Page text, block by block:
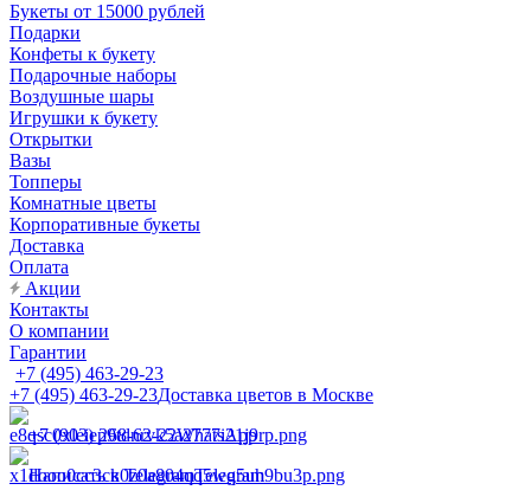
Букеты от 15000 рублей
Подарки
Конфеты к букету
Подарочные наборы
Воздушные шары
Игрушки к букету
Открытки
Вазы
Топперы
Комнатные цветы
Корпоративные букеты
Доставка
Оплата
Акции
Контакты
О компании
Гарантии
+7 (495) 463-29-23
+7 (495) 463-29-23Доставка цветов в Москве
+7 (903) 268-62-22WhatsApp
Написать в TelegramTelegram